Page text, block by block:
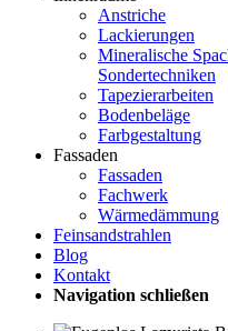
Anstriche
Lackierungen
Mineralische
Sondertechniken
Tapezierarbeiten
Bodenbeläge
Farbgestaltung
Fassaden
Fassaden
Fachwerk
Wärmedämmung
Feinsandstrahlen
Blog
Kontakt
Navigation schließen